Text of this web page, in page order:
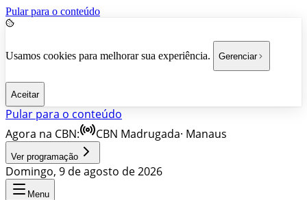
Pular para o conteúdo
Usamos cookies para melhorar sua experiência. Gerenciar
Aceitar
Pular para o conteúdo
Agora na CBN:
CBN Madrugada· Manaus
Ver programação
Domingo, 9 de agosto de 2026
Menu